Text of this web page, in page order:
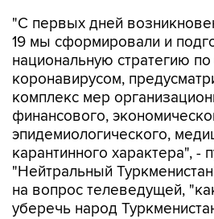
"С первых дней
19 мы сформировали и
национальную стратегию
коронавирусом,
комплекс мер
финансового,
эпидемиологического,
карантинного характера", -
"Нейтральный
на вопрос телеведущей,
уберечь народ